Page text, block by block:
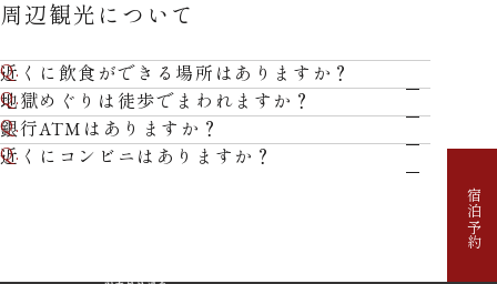
周辺観光について
近くに飲食ができる場所はありますか？
地獄めぐりは徒歩でまわれますか？
銀行ATMはありますか？
近くにコンビニはありますか？
宿泊予約